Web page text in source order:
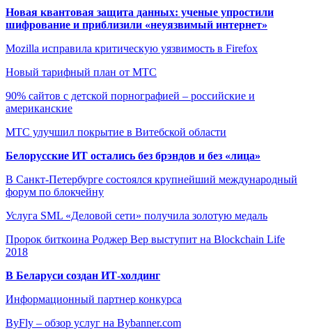
Новая квантовая защита данных: ученые упростили
шифрование и приблизили «неуязвимый интернет»
Mozilla исправила критическую уязвимость в Firefox
Новый тарифный план от МТС
90% сайтов с детской порнографией – российские и
американские
МТС улучшил покрытие в Витебской области
Белорусские ИТ остались без брэндов и без «лица»
В Санкт-Петербурге состоялся крупнейший международный
форум по блокчейну
Услуга SML «Деловой сети» получила золотую медаль
Пророк биткоина Роджер Вер выступит на Blockchain Life
2018
В Беларуси создан ИТ-холдинг
Информационный партнер конкурса
ByFly – обзор услуг на Bybanner.com